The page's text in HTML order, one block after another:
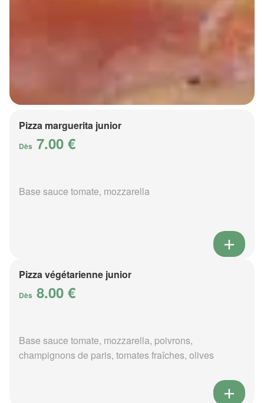
Pizza marguerita junior
Dès 7.00 €
Base sauce tomate, mozzarella
Pizza végétarienne junior
Dès 8.00 €
Base sauce tomate, mozzarella, poivrons,
champignons de paris, tomates fraîches, olives